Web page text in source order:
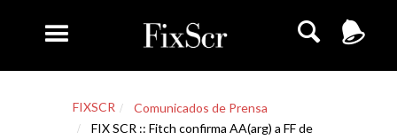
FIXSCR
Comunicados de Prensa
FIX SCR :: Fitch confirma AA(arg) a FF de